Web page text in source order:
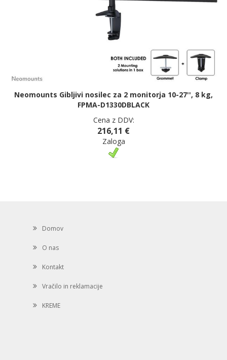
Neomounts Gibljivi nosilec za 2 monitorja 10-27'', 8 kg,
FPMA-D1330DBLACK
Cena z DDV:
216,11 €
Zaloga
Domov
O nas
Kontakt
Vračilo in reklamacije
KREME